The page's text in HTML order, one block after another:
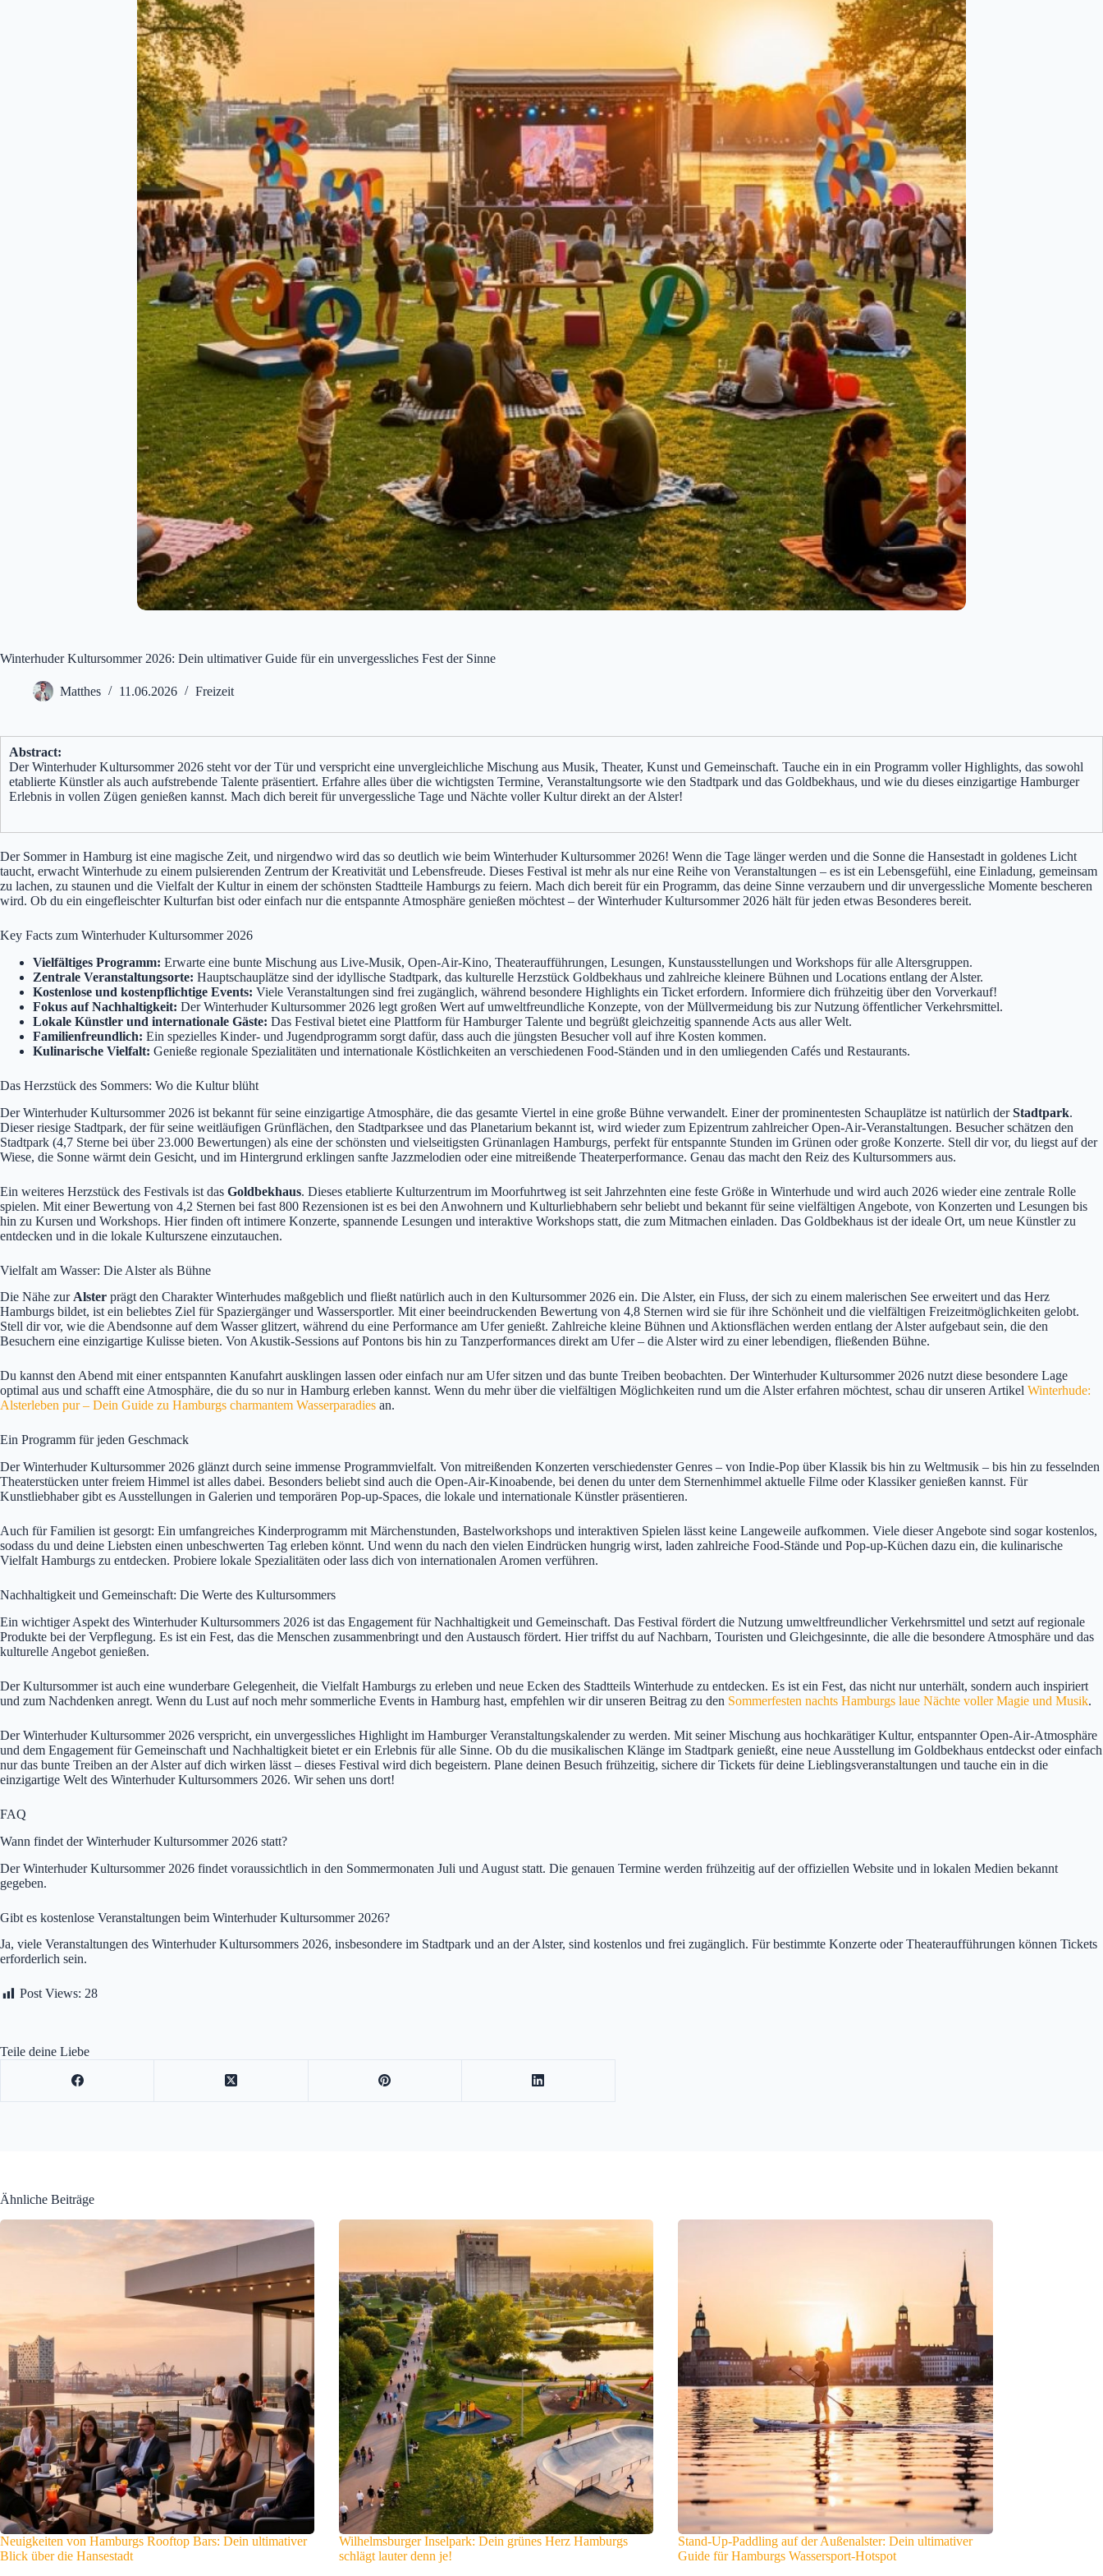
Winterhuder Kultursommer 2026: Dein ultimativer Guide für ein unvergessliches Fest der Sinne
Matthes 11.06.2026 Freizeit
Abstract:
Der Winterhuder Kultursommer 2026 steht vor der Tür und verspricht eine unvergleichliche Mischung aus Musik, Theater, Kunst und Gemeinschaft. Tauche ein in ein Programm voller Highlights, das sowohl
etablierte Künstler als auch aufstrebende Talente präsentiert. Erfahre alles über die wichtigsten Termine, Veranstaltungsorte wie den Stadtpark und das Goldbekhaus, und wie du dieses einzigartige Hamburger
Erlebnis in vollen Zügen genießen kannst. Mach dich bereit für unvergessliche Tage und Nächte voller Kultur direkt an der Alster!
Der Sommer in Hamburg ist eine magische Zeit, und nirgendwo wird das so deutlich wie beim Winterhuder Kultursommer 2026! Wenn die Tage länger werden und die Sonne die Hansestadt in goldenes Licht
taucht, erwacht Winterhude zu einem pulsierenden Zentrum der Kreativität und Lebensfreude. Dieses Festival ist mehr als nur eine Reihe von Veranstaltungen – es ist ein Lebensgefühl, eine Einladung, gemeinsam
zu lachen, zu staunen und die Vielfalt der Kultur in einem der schönsten Stadtteile Hamburgs zu feiern. Mach dich bereit für ein Programm, das deine Sinne verzaubern und dir unvergessliche Momente bescheren
wird. Ob du ein eingefleischter Kulturfan bist oder einfach nur die entspannte Atmosphäre genießen möchtest – der Winterhuder Kultursommer 2026 hält für jeden etwas Besonderes bereit.
Key Facts zum Winterhuder Kultursommer 2026
Vielfältiges Programm: Erwarte eine bunte Mischung aus Live-Musik, Open-Air-Kino, Theateraufführungen, Lesungen, Kunstausstellungen und Workshops für alle Altersgruppen.
Zentrale Veranstaltungsorte: Hauptschauplätze sind der idyllische Stadtpark, das kulturelle Herzstück Goldbekhaus und zahlreiche kleinere Bühnen und Locations entlang der Alster.
Kostenlose und kostenpflichtige Events: Viele Veranstaltungen sind frei zugänglich, während besondere Highlights ein Ticket erfordern. Informiere dich frühzeitig über den Vorverkauf!
Fokus auf Nachhaltigkeit: Der Winterhuder Kultursommer 2026 legt großen Wert auf umweltfreundliche Konzepte, von der Müllvermeidung bis zur Nutzung öffentlicher Verkehrsmittel.
Lokale Künstler und internationale Gäste: Das Festival bietet eine Plattform für Hamburger Talente und begrüßt gleichzeitig spannende Acts aus aller Welt.
Familienfreundlich: Ein spezielles Kinder- und Jugendprogramm sorgt dafür, dass auch die jüngsten Besucher voll auf ihre Kosten kommen.
Kulinarische Vielfalt: Genieße regionale Spezialitäten und internationale Köstlichkeiten an verschiedenen Food-Ständen und in den umliegenden Cafés und Restaurants.
Das Herzstück des Sommers: Wo die Kultur blüht
Der Winterhuder Kultursommer 2026 ist bekannt für seine einzigartige Atmosphäre, die das gesamte Viertel in eine große Bühne verwandelt. Einer der prominentesten Schauplätze ist natürlich derStadtpark.
Dieser riesige Stadtpark, der für seine weitläufigen Grünflächen, den Stadtparksee und das Planetarium bekannt ist, wird wieder zum Epizentrum zahlreicher Open-Air-Veranstaltungen. Besucher schätzen den
Stadtpark (4,7 Sterne bei über 23.000 Bewertungen) als eine der schönsten und vielseitigsten Grünanlagen Hamburgs, perfekt für entspannte Stunden im Grünen oder große Konzerte. Stell dir vor, du liegst auf der
Wiese, die Sonne wärmt dein Gesicht, und im Hintergrund erklingen sanfte Jazzmelodien oder eine mitreißende Theaterperformance. Genau das macht den Reiz des Kultursommers aus.
Ein weiteres Herzstück des Festivals ist das Goldbekhaus. Dieses etablierte Kulturzentrum im Moorfuhrtweg ist seit Jahrzehnten eine feste Größe in Winterhude und wird auch 2026 wieder eine zentrale Rolle
spielen. Mit einer Bewertung von 4,2 Sternen bei fast 800 Rezensionen ist es bei den Anwohnern und Kulturliebhabern sehr beliebt und bekannt für seine vielfältigen Angebote, von Konzerten und Lesungen bis
hin zu Kursen und Workshops. Hier finden oft intimere Konzerte, spannende Lesungen und interaktive Workshops statt, die zum Mitmachen einladen. Das Goldbekhaus ist der ideale Ort, um neue Künstler zu
entdecken und in die lokale Kulturszene einzutauchen.
Vielfalt am Wasser: Die Alster als Bühne
Die Nähe zur Alster prägt den Charakter Winterhudes maßgeblich und fließt natürlich auch in den Kultursommer 2026 ein. Die Alster, ein Fluss, der sich zu einem malerischen See erweitert und das Herz
Hamburgs bildet, ist ein beliebtes Ziel für Spaziergänger und Wassersportler. Mit einer beeindruckenden Bewertung von 4,8 Sternen wird sie für ihre Schönheit und die vielfältigen Freizeitmöglichkeiten gelobt.
Stell dir vor, wie die Abendsonne auf dem Wasser glitzert, während du eine Performance am Ufer genießt. Zahlreiche kleine Bühnen und Aktionsflächen werden entlang der Alster aufgebaut sein, die den
Besuchern eine einzigartige Kulisse bieten. Von Akustik-Sessions auf Pontons bis hin zu Tanzperformances direkt am Ufer – die Alster wird zu einer lebendigen, fließenden Bühne.
Du kannst den Abend mit einer entspannten Kanufahrt ausklingen lassen oder einfach nur am Ufer sitzen und das bunte Treiben beobachten. Der Winterhuder Kultursommer 2026 nutzt diese besondere Lage
optimal aus und schafft eine Atmosphäre, die du so nur in Hamburg erleben kannst. Wenn du mehr über die vielfältigen Möglichkeiten rund um die Alster erfahren möchtest, schau dir unseren Artikel Winterhude:
Alsterleben pur – Dein Guide zu Hamburgs charmantem Wasserparadies an.
Ein Programm für jeden Geschmack
Der Winterhuder Kultursommer 2026 glänzt durch seine immense Programmvielfalt. Von mitreißenden Konzerten verschiedenster Genres – von Indie-Pop über Klassik bis hin zu Weltmusik – bis hin zu fesselnden
Theaterstücken unter freiem Himmel ist alles dabei. Besonders beliebt sind auch die Open-Air-Kinoabende, bei denen du unter dem Sternenhimmel aktuelle Filme oder Klassiker genießen kannst. Für
Kunstliebhaber gibt es Ausstellungen in Galerien und temporären Pop-up-Spaces, die lokale und internationale Künstler präsentieren.
Auch für Familien ist gesorgt: Ein umfangreiches Kinderprogramm mit Märchenstunden, Bastelworkshops und interaktiven Spielen lässt keine Langeweile aufkommen. Viele dieser Angebote sind sogar kostenlos,
sodass du und deine Liebsten einen unbeschwerten Tag erleben könnt. Und wenn du nach den vielen Eindrücken hungrig wirst, laden zahlreiche Food-Stände und Pop-up-Küchen dazu ein, die kulinarische
Vielfalt Hamburgs zu entdecken. Probiere lokale Spezialitäten oder lass dich von internationalen Aromen verführen.
Nachhaltigkeit und Gemeinschaft: Die Werte des Kultursommers
Ein wichtiger Aspekt des Winterhuder Kultursommers 2026 ist das Engagement für Nachhaltigkeit und Gemeinschaft. Das Festival fördert die Nutzung umweltfreundlicher Verkehrsmittel und setzt auf regionale
Produkte bei der Verpflegung. Es ist ein Fest, das die Menschen zusammenbringt und den Austausch fördert. Hier triffst du auf Nachbarn, Touristen und Gleichgesinnte, die alle die besondere Atmosphäre und das
kulturelle Angebot genießen.
Der Kultursommer ist auch eine wunderbare Gelegenheit, die Vielfalt Hamburgs zu erleben und neue Ecken des Stadtteils Winterhude zu entdecken. Es ist ein Fest, das nicht nur unterhält, sondern auch inspiriert
und zum Nachdenken anregt. Wenn du Lust auf noch mehr sommerliche Events in Hamburg hast, empfehlen wir dir unseren Beitrag zu den Sommerfesten nachts Hamburgs laue Nächte voller Magie und Musik.
Der Winterhuder Kultursommer 2026 verspricht, ein unvergessliches Highlight im Hamburger Veranstaltungskalender zu werden. Mit seiner Mischung aus hochkarätiger Kultur, entspannter Open-Air-Atmosphäre
und dem Engagement für Gemeinschaft und Nachhaltigkeit bietet er ein Erlebnis für alle Sinne. Ob du die musikalischen Klänge im Stadtpark genießt, eine neue Ausstellung im Goldbekhaus entdeckst oder einfach
nur das bunte Treiben an der Alster auf dich wirken lässt – dieses Festival wird dich begeistern. Plane deinen Besuch frühzeitig, sichere dir Tickets für deine Lieblingsveranstaltungen und tauche ein in die
einzigartige Welt des Winterhuder Kultursommers 2026. Wir sehen uns dort!
FAQ
Wann findet der Winterhuder Kultursommer 2026 statt?
Der Winterhuder Kultursommer 2026 findet voraussichtlich in den Sommermonaten Juli und August statt. Die genauen Termine werden frühzeitig auf der offiziellen Website und in lokalen Medien bekannt
gegeben.
Gibt es kostenlose Veranstaltungen beim Winterhuder Kultursommer 2026?
Ja, viele Veranstaltungen des Winterhuder Kultursommers 2026, insbesondere im Stadtpark und an der Alster, sind kostenlos und frei zugänglich. Für bestimmte Konzerte oder Theateraufführungen können Tickets
erforderlich sein.
Post Views: 28
Teile deine Liebe
Ähnliche Beiträge
Neuigkeiten von Hamburgs Rooftop Bars: Dein ultimativer
Blick über die Hansestadt
Wilhelmsburger Inselpark: Dein grünes Herz Hamburgs
schlägt lauter denn je!
Stand-Up-Paddling auf der Außenalster: Dein ultimativer
Guide für Hamburgs Wassersport-Hotspot